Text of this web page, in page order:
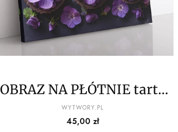
OBRAZ NA PŁÓTNIE tarta
owocowa wz2
PRODUCENT
WYTWORY.PL
Cena
45,00 zł